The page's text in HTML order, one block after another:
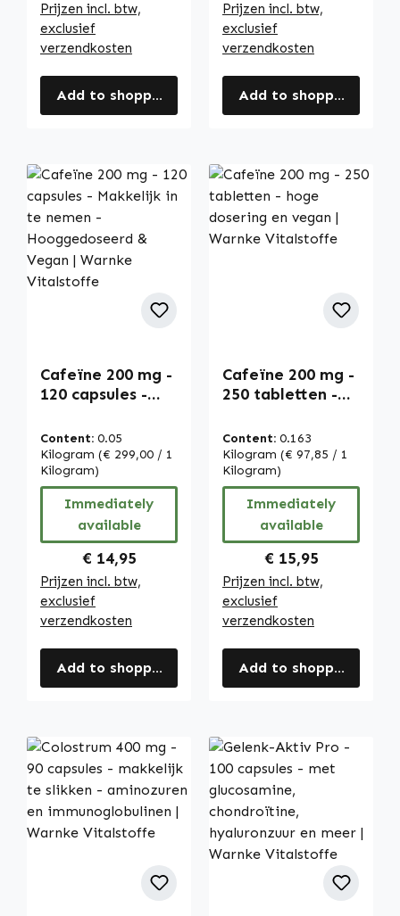
Prijzen incl. btw,
exclusief
verzendkosten
Add to shopping cart
Prijzen incl. btw,
exclusief
verzendkosten
Add to shopping cart
Cafeïne 200 mg -
120 capsules -
nemen -
Hooggedoseerd
& Vegan | Warnke
Vitalstoffe
Content: 0.05
Kilogram (€ 299,00 / 1
Kilogram)
Immediately
available
Regular price:
€ 14,95
Prijzen incl. btw,
exclusief
verzendkosten
Add to shopping cart
Cafeïne 200 mg -
250 tabletten -
vegan | Warnke
Vitalstoffe
Content: 0.163
Kilogram (€ 97,85 / 1
Kilogram)
Immediately
available
Regular price:
€ 15,95
Prijzen incl. btw,
exclusief
verzendkosten
Add to shopping cart